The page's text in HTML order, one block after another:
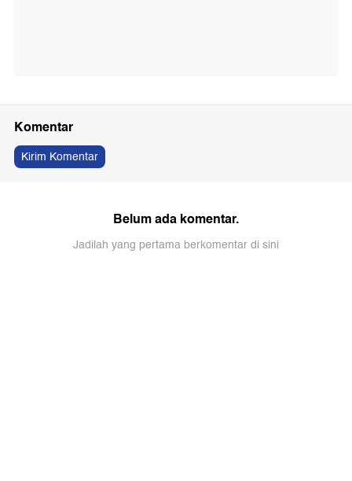
Komentar
Kirim Komentar
Belum ada komentar.
Jadilah yang pertama berkomentar di sini